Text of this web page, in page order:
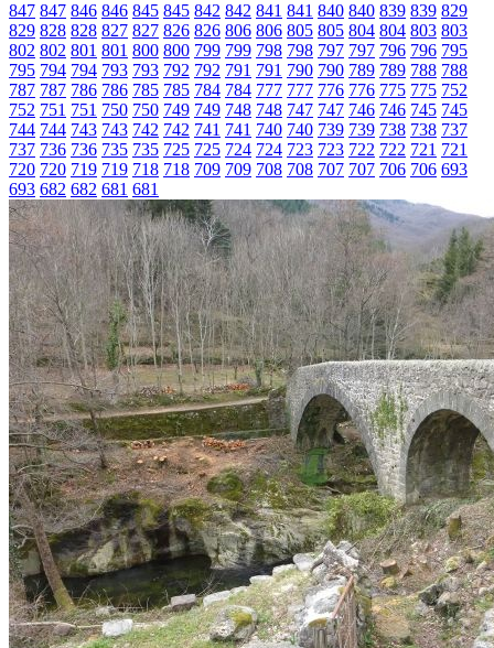
847 847 846 846 845 845 842 842 841 841 840 840 839 839 829
829 828 828 827 827 826 826 806 806 805 805 804 804 803 803
802 802 801 801 800 800 799 799 798 798 797 797 796 796 795
795 794 794 793 793 792 792 791 791 790 790 789 789 788 788
787 787 786 786 785 785 784 784 777 777 776 776 775 775 752
752 751 751 750 750 749 749 748 748 747 747 746 746 745 745
744 744 743 743 742 742 741 741 740 740 739 739 738 738 737
737 736 736 735 735 725 725 724 724 723 723 722 722 721 721
720 720 719 719 718 718 709 709 708 708 707 707 706 706 693
693 682 682 681 681